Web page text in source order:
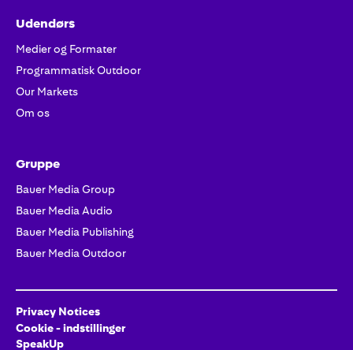
Udendørs
Medier og Formater
Programmatisk Outdoor
Our Markets
Om os
Gruppe
Bauer Media Group
Bauer Media Audio
Bauer Media Publishing
Bauer Media Outdoor
Privacy Notices
Cookie - indstillinger
SpeakUp